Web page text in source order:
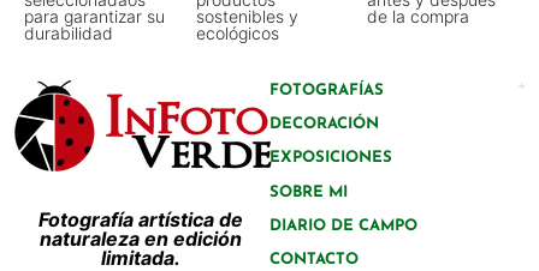
para garantizar su
durabilidad
sostenibles y
ecológicos
de la compra
Fotografía artística de
naturaleza en edición
limitada.
FOTOGRAFÍAS
DECORACIÓN
EXPOSICIONES
SOBRE MI
DIARIO DE CAMPO
CONTACTO